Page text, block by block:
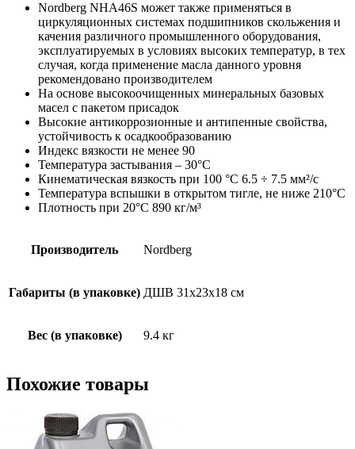
Nordberg NHA46S может также применяться в
циркуляционных системах подшипников скольжения и
качения различного промышленного оборудования,
эксплуатируемых в условиях высоких температур, в тех
случая, когда применение масла данного уровня
рекомендовано производителем
На основе высокоочищенных минеральных базовых
масел с пакетом присадок
Высокие антикоррозионные и антипенные свойства,
устойчивость к осадкообразованию
Индекс вязкости не менее 90
Температура застывания – 30°С
Кинематическая вязкость при 100 °С 6.5 ÷ 7.5 мм²/с
Температура вспышки в открытом тигле, не ниже 210°С
Плотность при 20°С 890 кг/м³
Производитель Nordberg
Габариты (в упаковке) ДШВ 31х23х18 см
Вес (в упаковке) 9.4 кг
Похожие товары